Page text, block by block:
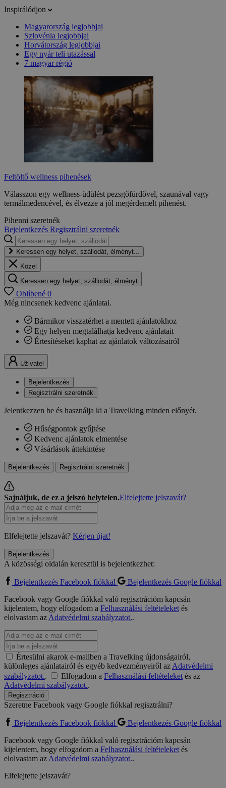
Inspirálódjon
Magyarország legjobbjai
Szlovénia legjobbjai
Horvátország legjobbjai
Egy nyár teli utazással
7 magyar régió
Feltöltő wellness pihenések
Válasszon egy wellness-üdülést pezsgőfürdővel, szaunával vagy
termálmedencével, és élvezze a jól megérdemelt pihenést.
Pihenni szeretnék
Bejelentkezés Regisztrálni szeretnék
Keressen egy helyet, szállodát, élményt...
Közel
Keressen egy helyet, szállodát, élményt
Oblíbené 0
Még nincsenek kedvenc ajánlatai.
Bármikor visszatérhet a mentett ajánlatokhoz
Egy helyen megtalálhatja kedvenc ajánlatait
Értesítéseket kaphat az ajánlatok változásairól
Uživatel
Bejelentkezés
Regisztrálni szeretnék
Jelentkezzen be és használja ki a Travelking minden előnyét.
Hűségpontok gyűjtése
Kedvenc ajánlatok elmentése
Vásárlások áttekintése
Bejelentkezés Regisztrálni szeretnék
Sajnáljuk, de ez a jelszó helytelen.Elfelejtette jelszavát?
Elfelejtette jelszavát? Kérjen újat!
Bejelentkezés
A közösségi oldalán keresztül is bejelentkezhet:
Bejelentkezés Facebook fiókkal
Bejelentkezés Google fiókkal
Facebook vagy Google fiókkal való regisztrációm kapcsán
kijelentem, hogy elfogadom a Felhasználási feltételeketés
elolvastam azAdatvédelmi szabályzatot..
Értesülni akarok e-mailben a Travelking újdonságairól,
különleges ajánlatairól és egyéb kedvezményeiről azAdatvédelmi
szabályzatot.. Elfogadom a Felhasználási feltételeketés az
Adatvédelmi szabályzatot..
Regisztráció
Szeretne Facebook vagy Google fiókkal regisztrálni?
Bejelentkezés Facebook fiókkal
Bejelentkezés Google fiókkal
Facebook vagy Google fiókkal való regisztrációm kapcsán
kijelentem, hogy elfogadom a Felhasználási feltételeketés
elolvastam azAdatvédelmi szabályzatot..
Elfelejtette jelszavát?